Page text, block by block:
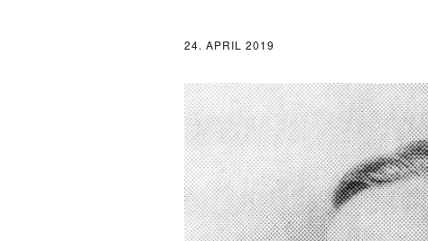
FONTANE UND
FONTANE-
FORSCHER*INNEN
FONTANE-
24. APRIL 2019